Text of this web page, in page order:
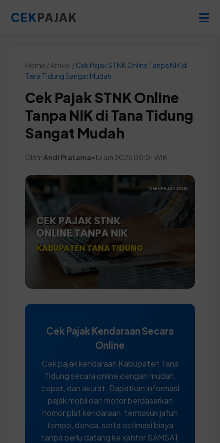
CEKPAJAK
Home / Artikel /Cek Pajak STNK Online Tanpa NIK di
Tana Tidung Sangat Mudah
Cek Pajak STNK Online
Tanpa NIK di Tana Tidung
Sangat Mudah
Oleh: Andi Pratama•13 Jun 2026 00:01 WIB
Cek Pajak Kendaraan Secara
Online
Cek pajak kendaraan Kabupaten Tana
Tidung secara online dengan mudah,
cepat, dan akurat. Dapatkan informasi
pajak mobil dan motor berdasarkan
nomor plat kendaraan, termasuk jatuh
tempo, denda, serta estimasi biaya
tanpa perlu datang ke kantor SAMSAT